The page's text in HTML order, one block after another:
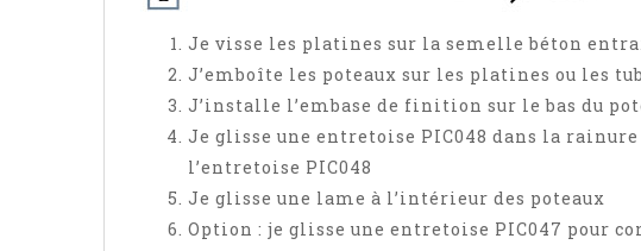
Je visse les platines sur la semelle béton
J’emboîte les poteaux sur les platines ou les
J’installe l’embase de finition sur le bas du
Je glisse une entretoise PIC048 dans la
l’entretoise PIC048
Je glisse une lame à l’intérieur des poteaux
Option : je glisse une entretoise PIC047 pour